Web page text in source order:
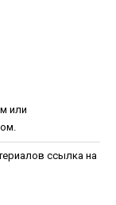
или
ссылка на